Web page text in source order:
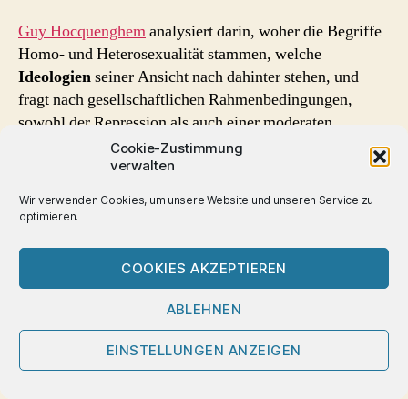
Cookie-Zustimmung
verwalten
Wir verwenden Cookies, um unsere Website und unseren Service zu
optimieren.
COOKIES AKZEPTIEREN
ABLEHNEN
EINSTELLUNGEN ANZEIGEN
Guy Hocquenghemanalysiert darin, woher die Begriffe
Homo- und Heterosexualität stammen, welche
Ideologienseiner Ansicht nach dahinter stehen, und
fragt nach gesellschaftlichen Rahmenbedingungen,
sowohl der Repression als auch einer moderaten
liberalen Haltung der ‚Duldung‘ von
Homosexualität.
Er nimmt dabei wesentlich Bezug auf Deleuze/Guattaris
Anti-Ödipus [1] sowie immer wieder auf Freud.
den weiteren Teilen „L’Après-Mai des faunes“ (1974)
und „Le dérive homosexuelle“ (1977). “ Das
homosexuelle Verlangen “ wurde damals als ‚
der homosexuellen Revolution‚ betrachtet. Es gilt
inzwischen als eines der ersten Bücher der Queer-
Theory.